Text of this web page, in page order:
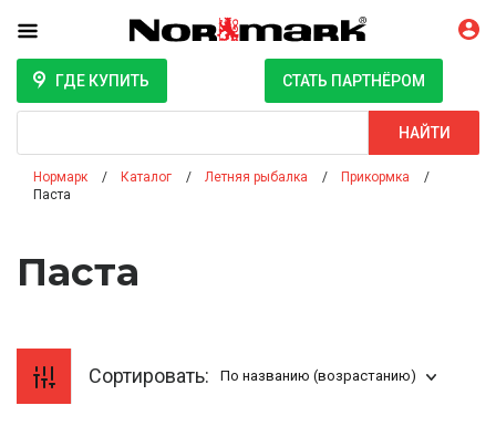
ГДЕ КУПИТЬ СТАТЬ ПАРТНЁРОМ
НАЙТИ
Нормарк Каталог Летняя рыбалка
Прикормка
Паста
Паста
Сортировать: По названию (возрастанию)